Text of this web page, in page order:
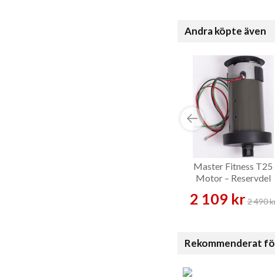
Andra köpte även
Master Fitness T25
Motor – Reservdel
2 109 kr2 490
Rekommenderat